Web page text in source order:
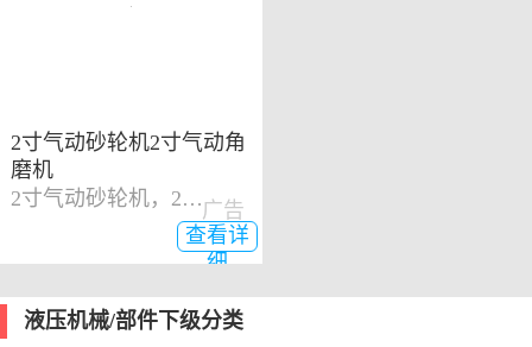
2寸气动砂轮机2寸气动角
磨机
2寸气动砂轮机，2寸气动角磨机
查看详
细
广告
液压机械/部件下级分类